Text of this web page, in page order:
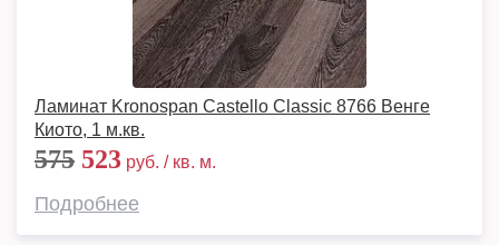
Ламинат Kronospan Castello Classic 8766 Венге
Киото, 1 м.кв.
575 523 руб. / кв. м.
Подробнее